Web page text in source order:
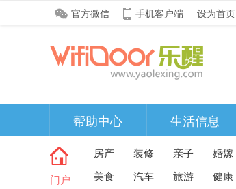
官方微信 手机客户端 设为首页
帮助中心 生活信息
门户
房产 装修 亲子
婚嫁
美食
汽车 旅游 健康